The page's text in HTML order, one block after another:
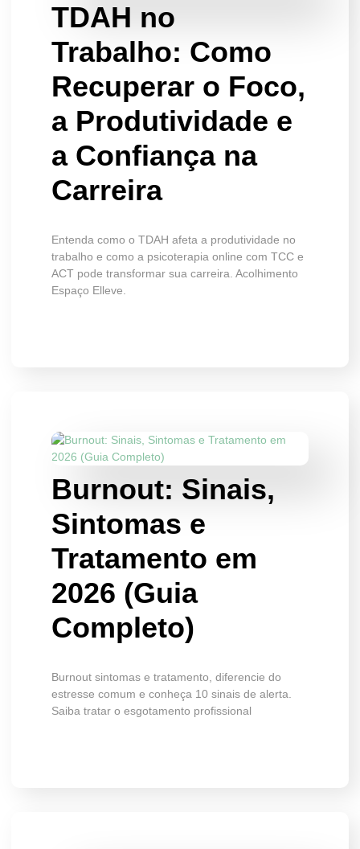
TDAH no
Trabalho: Como
Recuperar o Foco,
a Produtividade e
a Confiança na
Carreira
Entenda como o TDAH afeta a produtividade no
trabalho e como a psicoterapia online com TCC e
ACT pode transformar sua carreira. Acolhimento
Espaço Elleve.
Burnout: Sinais,
Sintomas e
Tratamento em
2026 (Guia
Completo)
Burnout sintomas e tratamento, diferencie do
estresse comum e conheça 10 sinais de alerta.
Saiba tratar o esgotamento profissional